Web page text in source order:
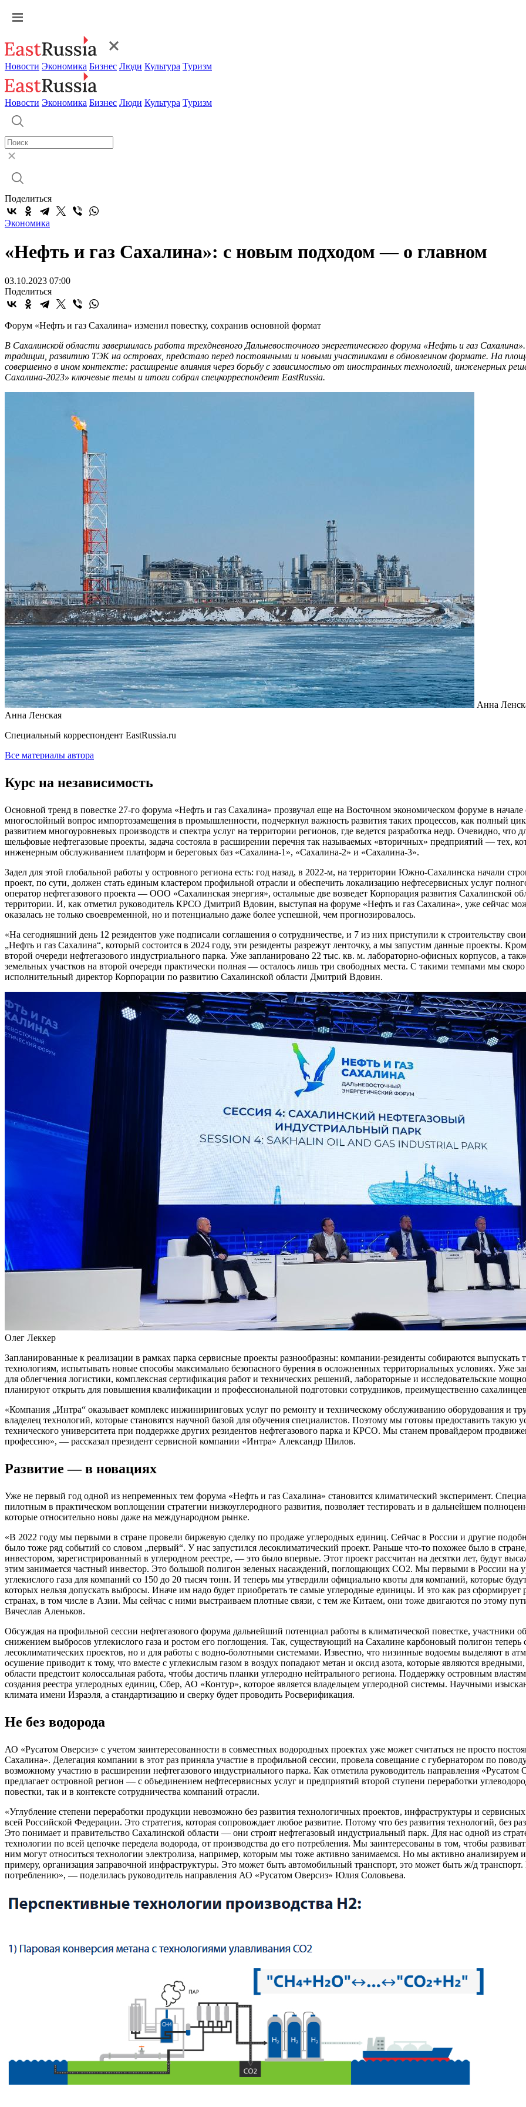
Новости Экономика Бизнес Люди Культура Туризм
Новости Экономика Бизнес Люди Культура Туризм
Поделиться
Экономика
«Нефть и газ Сахалина»: с новым подходом — о главном
03.10.2023 07:00
Поделиться
Форум «Нефть и газ Сахалина» изменил повестку, сохранив основной формат
В Сахалинской области завершилась работа трехдневного Дальневосточного энергетического форума «Нефть и газ
традиции, развитию ТЭК на островах, предстало перед постоянными и новыми участниками в обновленном формате. На
совершенно в ином контексте: расширение влияния через борьбу с зависимостью от иностранных технологий, инженерных
Сахалина-2023» ключевые темы и итоги собрал спецкорреспондент EastRussia.
Анна
Анна Ленская
Специальный корреспондент EastRussia.ru
Все материалы автора
Курс на независимость
Основной тренд в повестке 27-го форума «Нефть и газ Сахалина» прозвучал еще на Восточном экономическом форуме в
многослойный вопрос импортозамещения в промышленности, подчеркнул важность развития таких процессов, как полный
развитием многоуровневых производств и спектра услуг на территории регионов, где ведется разработка недр. Очевидно,
шельфовые нефтегазовые проекты, задача состояла в расширении перечня так называемых «вторичных» предприятий — тех,
инженерным обслуживанием платформ и береговых баз «Сахалина-1», «Сахалина-2» и «Сахалина-3».
Задел для этой глобальной работы у островного региона есть: год назад, в 2022-м, на территории Южно-Сахалинска начали
проект, по сути, должен стать единым кластером профильной отрасли и обеспечить локализацию нефтесервисных услуг
оператор нефтегазового проекта — ООО «Сахалинская энергия», остальные две возведет Корпорация развития Сахалинской
территории. И, как отметил руководитель КРСО Дмитрий Вдовин, выступая на форуме «Нефть и газ Сахалина», уже сейчас
оказалась не только своевременной, но и потенциально даже более успешной, чем прогнозировалось.
«На сегодняшний день 12 резидентов уже подписали соглашения о сотрудничестве, и 7 из них приступили к строительству
„Нефть и газ Сахалина“, который состоится в 2024 году, эти резиденты разрежут ленточку, а мы запустим данные проекты.
второй очереди нефтегазового индустриального парка. Уже запланировано 22 тыс. кв. м. лабораторно-офисных корпусов, а
земельных участков на второй очереди практически полная — осталось лишь три свободных места. С такими темпами мы
исполнительный директор Корпорации по развитию Сахалинской области Дмитрий Вдовин.
Олег Леккер
Запланированные к реализации в рамках парка сервисные проекты разнообразны: компании-резиденты собираются
технологиям, испытывать новые способы максимально безопасного бурения в осложненных территориальных условиях. Уже
для облегчения логистики, комплексная сертификация работ и технических решений, лабораторные и исследовательские
планируют открыть для повышения квалификации и профессиональной подготовки сотрудников, преимущественно
«Компания „Интра“ оказывает комплекс инжиниринговых услуг по ремонту и техническому обслуживанию оборудования и
владелец технологий, которые становятся научной базой для обучения специалистов. Поэтому мы готовы предоставить такую
технического университета при поддержке других резидентов нефтегазового парка и КРСО. Мы станем провайдером
профессию», — рассказал президент сервисной компании «Интра» Александр Шилов.
Развитие — в новациях
Уже не первый год одной из непременных тем форума «Нефть и газ Сахалина» становится климатический эксперимент.
пилотным в практическом воплощении стратегии низкоуглеродного развития, позволяет тестировать и в дальнейшем
которые относительно новы даже на международном рынке.
«В 2022 году мы первыми в стране провели биржевую сделку по продаже углеродных единиц. Сейчас в России и другие
было тоже ряд событий со словом „первый“. У нас запустился лесоклиматический проект. Раньше что-то похожее было в
инвестором, зарегистрированный в углеродном реестре, — это было впервые. Этот проект рассчитан на десятки лет, будут
этим занимается частный инвестор. Это большой полигон зеленых насаждений, поглощающих СО2. Мы первыми в России на
углекислого газа для компаний со 150 до 20 тысяч тонн. И теперь мы утвердили официально квоты для компаний, которые
которых нельзя допускать выбросы. Иначе им надо будет приобретать те самые углеродные единицы. И это как раз
странах, в том числе в Азии. Мы сейчас с ними выстраиваем плотные связи, с тем же Китаем, они тоже двигаются по этому
Вячеслав Аленьков.
Обсуждая на профильной сессии нефтегазового форума дальнейший потенциал работы в климатической повестке, участники
снижением выбросов углекислого газа и ростом его поглощения. Так, существующий на Сахалине карбоновый полигон теперь
лесоклиматических проектов, но и для работы с водно-болотными системами. Известно, что низинные водоемы выделяют в
осушение приводит к тому, что вместе с углекислым газом в воздух попадают метан и оксид азота, которые являются
области предстоит колоссальная работа, чтобы достичь планки углеродно нейтрального региона. Поддержку островным
создания реестра углеродных единиц, Сбер, АО «Контур», которое является владельцем углеродной системы. Научными
климата имени Израэля, а стандартизацию и сверку будет проводить Росверификация.
Не без водорода
АО «Русатом Оверсиз» с учетом заинтересованности в совместных водородных проектах уже может считаться не просто
Сахалина». Делегация компании в этот раз приняла участие в профильной сессии, провела совещание с губернатором по
возможному участию в расширении нефтегазового индустриального парка. Как отметила руководитель направления
предлагает островной регион — с объединением нефтесервисных услуг и предприятий второй ступени переработки
повестки, так и в контексте сотрудничества компаний отрасли.
«Углубление степени переработки продукции невозможно без развития технологичных проектов, инфраструктуры и
всей Российской Федерации. Это стратегия, которая сопровождает любое развитие. Потому что без развития технологий, без
Это понимает и правительство Сахалинской области — они строят нефтегазовый индустриальный парк. Для нас одной из
технологии по всей цепочке передела водорода, от производства до его потребления. Мы заинтересованы в том, чтобы
ним могут относиться технологии электролиза, например, которым мы тоже активно занимаемся. Но мы активно анализируем
примеру, организация заправочной инфраструктуры. Это может быть автомобильный транспорт, это может быть ж/д транспорт.
потреблению», — поделилась руководитель направления АО «Русатом Оверсиз» Юлия Соловьева.